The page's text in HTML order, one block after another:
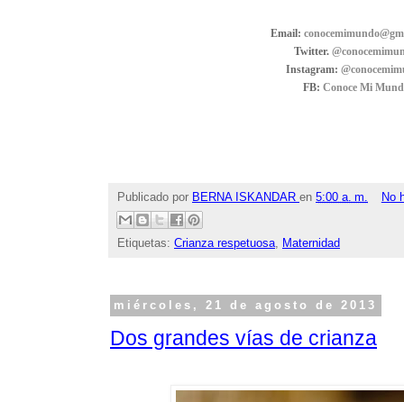
Email:
Twitter.
Instagram:
FB: Conoce Mi
Publicado por BERNA ISKANDAR en 5:00 a. m. No
Etiquetas: Crianza respetuosa, Maternidad
miércoles, 21 de agosto de 2013
Dos grandes vías de crianza